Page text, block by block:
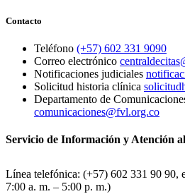
Contacto
Teléfono (+57) 602 331 9090
Correo electrónico
Notificaciones judiciales
Solicitud historia clínica
Departamento de
comunicaciones@fvl.org.co
Servicio de Información y Atención
Línea telefónica: (+57) 602 331 90 90,
7:00 a. m. – 5:00 p. m.)